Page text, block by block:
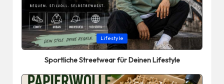
Posted
in
Lifestyle
Sportliche Streetwear für Deinen Lifestyle